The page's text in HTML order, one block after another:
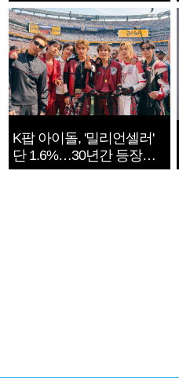
K팝 아이돌, '밀리언셀러'
단 1.6%…30년간 등장
1182개팀 전수조사